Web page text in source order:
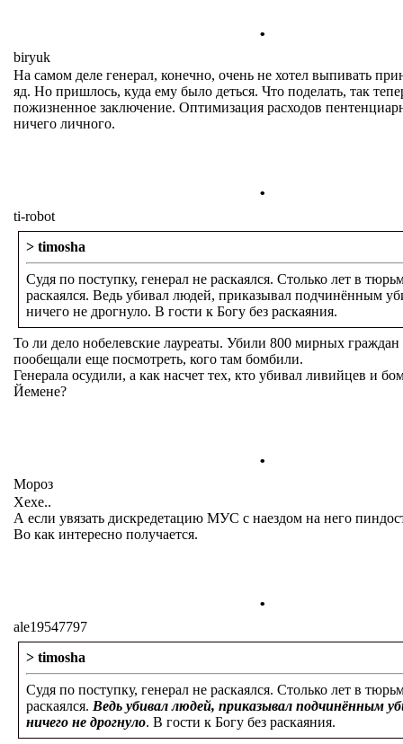
.
biryuk
На самом деле генерал, конечно, очень не хотел выпивать
яд. Но пришлось, куда ему было деться. Что поделать, так
пожизненное заключение. Оптимизация расходов
ничего личного.
.
ti-robot
> timosha
Судя по поступку, генерал не раскаялся. Столько лет в
раскаялся. Ведь убивал людей, приказывал подчинённым
ничего не дрогнуло. В гости к Богу без раскаяния.
То ли дело нобелевские лауреаты. Убили 800 мирных
пообещали еще посмотреть, кого там бомбили.
Генерала осудили, а как насчет тех, кто убивал ливийцев и
Йемене?
.
Мороз
Хехе..
А если увязать дискредетацию МУС с наездом на него
Во как интересно получается.
.
ale19547797
> timosha
Судя по поступку, генерал не раскаялся. Столько лет в
раскаялся. Ведь убивал людей, приказывал подчинённым
ничего не дрогнуло. В гости к Богу без раскаяния.